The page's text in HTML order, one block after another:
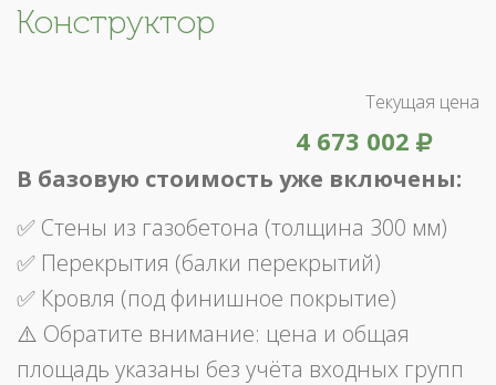
Конструктор
Текущая цена
4 673 002
В базовую стоимость уже включены:
✅ Стены из газобетона (толщина 300 мм)
✅ Перекрытия (балки перекрытий)
✅ Кровля (под финишное покрытие)
⚠️ Обратите внимание: цена и общая
площадь указаны без учёта входных групп